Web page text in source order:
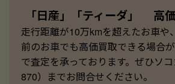
「日産」「ティーダ」 高
走行距離が10万kmを超えたお車や
前のお車でも高価買取できる場合
で査定を承っております。ぜひソ
870）までお問合せください。